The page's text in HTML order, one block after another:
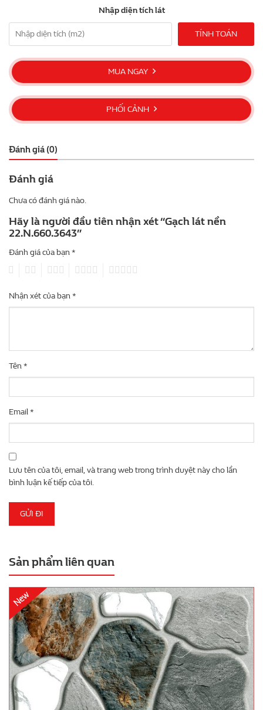
Nhập diện tích lát
TÍNH TOÁN
MUA NGAY
PHỐI CẢNH
Đánh giá (0)
Đánh giá
Chưa có đánh giá nào.
Hãy là người đầu tiên nhận xét “Gạch lát nền
22.N.660.3643”
Đánh giá của bạn*
Nhận xét của bạn*
Tên*
Email*
Lưu tên của tôi, email, và trang web trong trình duyệt này cho lần
bình luận kế tiếp của tôi.
Sản phẩm liên quan